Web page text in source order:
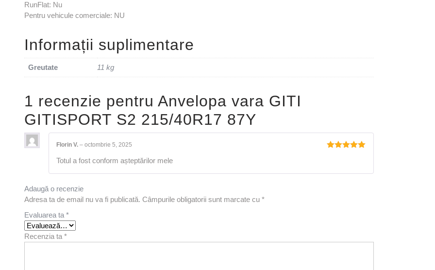
RunFlat: Nu
Pentru vehicule comerciale: NU
Informații suplimentare
Greutate 11 kg
1 recenzie pentru Anvelopa vara GITI
GITISPORT S2 215/40R17 87Y
Florin V. – octombrie 5, 2025
Totul a fost conform așteptărilor mele
Adaugă o recenzie
Adresa ta de email nu va fi publicată. Câmpurile obligatorii sunt marcate cu *
Evaluarea ta *
Recenzia ta *